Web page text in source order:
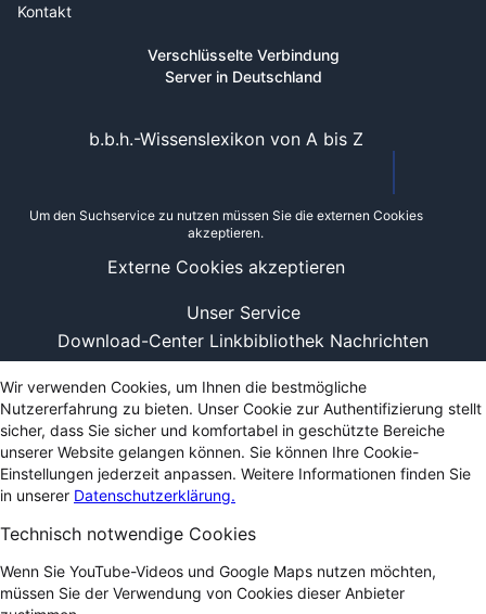
Kontakt
Verschlüsselte Verbindung
Server in Deutschland
Unser Service
Download-Center Linkbibliothek Nachrichten
b.b.h.-Wissenslexikon von A bis Z
Um den Suchservice zu nutzen müssen Sie die externen Cookies
akzeptieren.
Externe Cookies akzeptieren
Wir verwenden Cookies, um Ihnen die bestmögliche
Nutzererfahrung zu bieten. Unser Cookie zur Authentifizierung stellt
sicher, dass Sie sicher und komfortabel in geschützte Bereiche
unserer Website gelangen können. Sie können Ihre Cookie-
Einstellungen jederzeit anpassen. Weitere Informationen finden Sie
in unserer Datenschutzerklärung.
Technisch notwendige Cookies
Wenn Sie YouTube-Videos und Google Maps nutzen möchten,
müssen Sie der Verwendung von Cookies dieser Anbieter